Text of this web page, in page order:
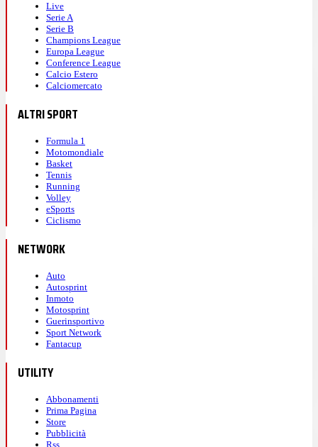
Live
Serie A
Serie B
Champions League
Europa League
Conference League
Calcio Estero
Calciomercato
ALTRI SPORT
Formula 1
Motomondiale
Basket
Tennis
Running
Volley
eSports
Ciclismo
NETWORK
Auto
Autosprint
Inmoto
Motosprint
Guerinsportivo
Sport Network
Fantacup
UTILITY
Abbonamenti
Prima Pagina
Store
Pubblicità
Rss